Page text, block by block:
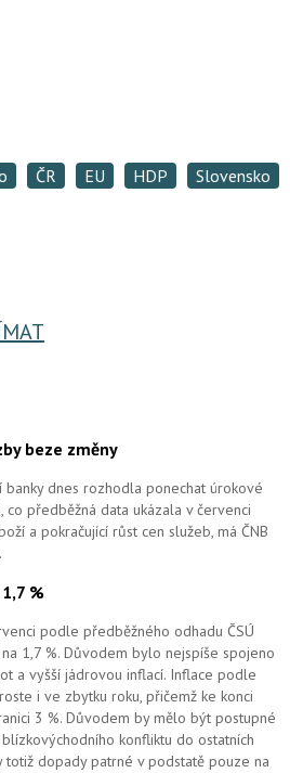
ČR EU HDP Slovensko
beze změny
banky dnes rozhodla ponechat úrokové
co předběžná data ukázala v červenci
a pokračující růst cen služeb, má ČNB
%
podle předběžného odhadu ČSÚ
1,7 %. Důvodem bylo nejspíše spojeno
a vyšší jádrovou inflací. Inflace podle
i ve zbytku roku, přičemž ke konci
3 %. Důvodem by mělo být postupné
konfliktu do ostatních
totiž dopady patrné v podstatě pouze na